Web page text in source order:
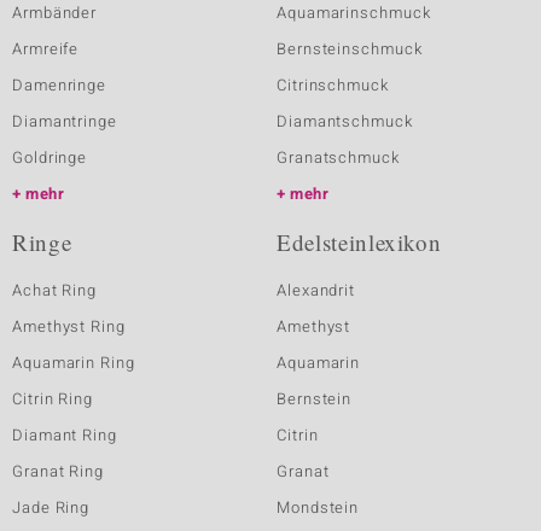
Armbänder
Armreife
Damenringe
Diamantringe
Goldringe
mehr
Aquamarinschmuck
Bernsteinschmuck
Citrinschmuck
Diamantschmuck
Granatschmuck
mehr
Ringe
Achat Ring
Amethyst Ring
Aquamarin Ring
Citrin Ring
Diamant Ring
Granat Ring
Jade Ring
Edelsteinlexikon
Alexandrit
Amethyst
Aquamarin
Bernstein
Citrin
Granat
Mondstein